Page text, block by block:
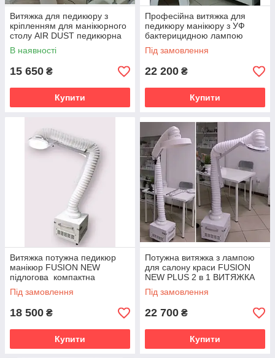
Витяжка для педикюру з
кріпленням для манікюрного
столу AIR DUST педикюрна
витяжка для салону краси
В наявності
15 650 ₴
Купити
Професійна витяжка для
педикюру манікюру з УФ
бактерицидною лампою
педикюрний пилосос
UNIVERSAL UF
Під замовлення
22 200 ₴
Купити
Витяжка потужна педикюр
манікюр FUSION NEW
підлогова компактна
потужна витяжка в салон з
лампою
Під замовлення
18 500 ₴
Купити
Потужна витяжка з лампою
для салону краси FUSION
NEW PLUS 2 в 1 ВИТЯЖКА
ПЕДИКЮРУ манікюр
КЕРАТИНУ
Під замовлення
22 700 ₴
Купити